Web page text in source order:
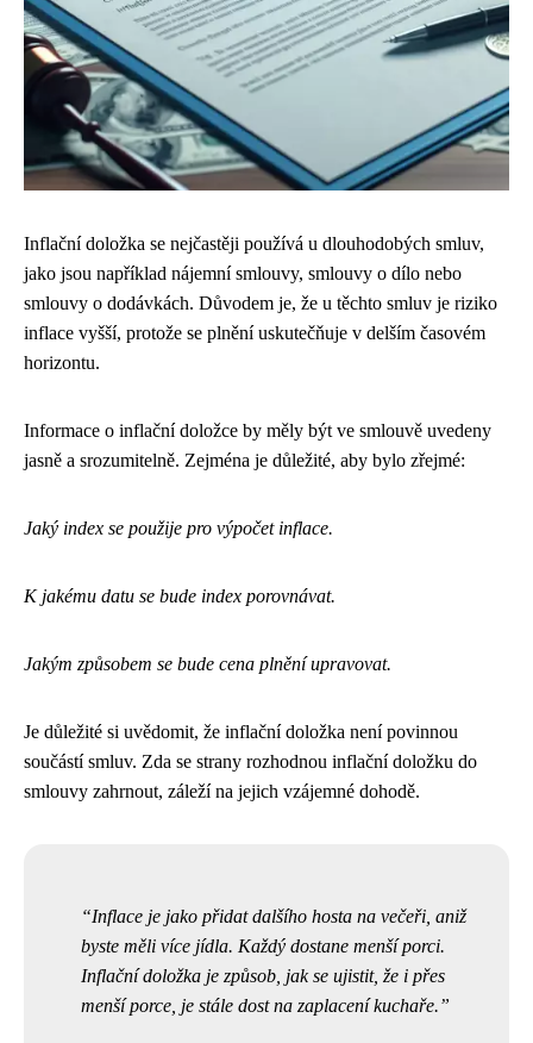
Inflační doložka se nejčastěji používá u dlouhodobých smluv,
jako jsou například nájemní smlouvy, smlouvy o dílo nebo
smlouvy o dodávkách. Důvodem je, že u těchto smluv je riziko
inflace vyšší, protože se plnění uskutečňuje v delším časovém
horizontu.
Informace o inflační doložce by měly být ve smlouvě uvedeny
jasně a srozumitelně. Zejména je důležité, aby bylo zřejmé:
Jaký index se použije pro výpočet inflace.
K jakému datu se bude index porovnávat.
Jakým způsobem se bude cena plnění upravovat.
Je důležité si uvědomit, že inflační doložka není povinnou
součástí smluv. Zda se strany rozhodnou inflační doložku do
smlouvy zahrnout, záleží na jejich vzájemné dohodě.
Inflace je jako přidat dalšího hosta na večeři, aniž
byste měli více jídla. Každý dostane menší porci.
Inflační doložka je způsob, jak se ujistit, že i přes
menší porce, je stále dost na zaplacení kuchaře.